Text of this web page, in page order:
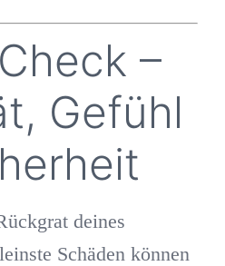
–
Gefühl
deines
Schäden können